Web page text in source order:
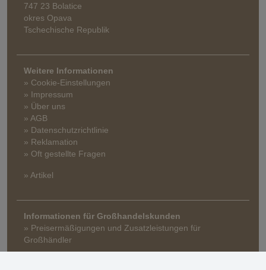
747 23 Bolatice
okres Opava
Tschechische Republik
Weitere Informationen
» Cookie-Einstellungen
» Impressum
» Über uns
» AGB
» Datenschutzrichtlinie
» Reklamation
» Oft gestellte Fragen
» Artikel
Informationen für Großhandelskunden
» Preisermäßigungen und Zusatzleistungen für
Großhändler